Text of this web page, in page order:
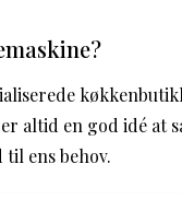
altid en god idé at
ens behov.